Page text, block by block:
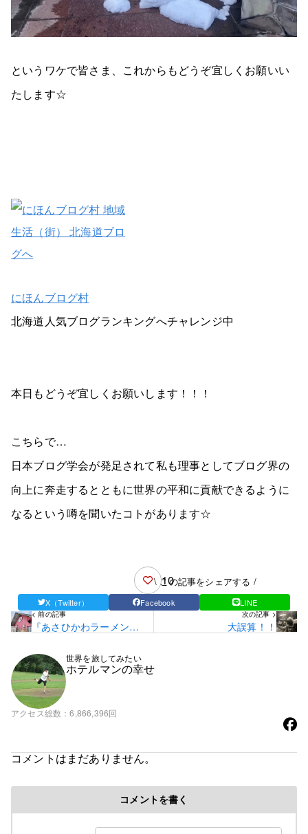
というワケで皆さま、これからもどうぞ宜しくお願いい
たします☆
にほんブログ村
北海道人気ブログランキングへチャレンジ中
本日もどうぞ宜しくお願いします！！！
こちらで…
日本ブログ学会が発足されて私も理事としてブログ界の
向上に奔走するとともに世界の平和に貢献できるように
なるという噂を聞いたコトがあります☆
10
\ この記事をシェアする /
X（Twitter） Facebook LINE
< 前の記事
『あさひかわラーメン
次の記事 >
大誤算！！
世界を旅してみたい
ホテルマンの幸せ
アクセス総数 6,866,396回
コメントはまだありません。
コメントを書く